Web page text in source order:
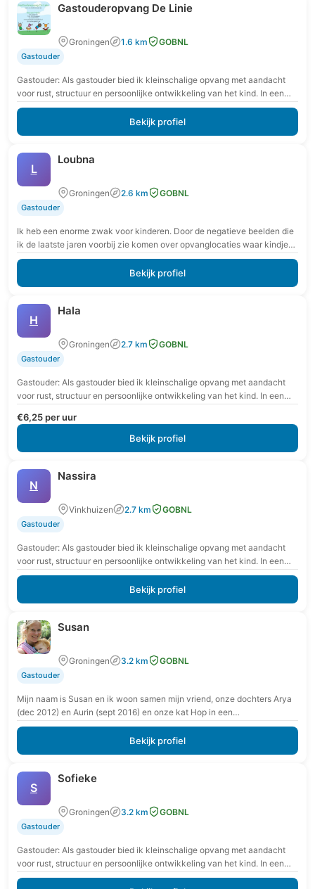
Gastouderopvang De Linie
Groningen 1.6 km GOBNL
Gastouder
Gastouder: Als gastouder bied ik kleinschalige opvang met aandacht
voor rust, structuur en persoonlijke ontwikkeling van het kind. In een
veilige en vertrouwde omgeving krijgt…
Bekijk profiel
L
Loubna
Groningen 2.6 km GOBNL
Gastouder
Ik heb een enorme zwak voor kinderen. Door de negatieve beelden die
ik de laatste jaren voorbij zie komen over opvanglocaties waar kindjes
fysiek en…
Bekijk profiel
H
Hala
Groningen 2.7 km GOBNL
Gastouder
Gastouder: Als gastouder bied ik kleinschalige opvang met aandacht
voor rust, structuur en persoonlijke ontwikkeling van het kind. In een
€6,25 per uur
Bekijk profiel
N
Nassira
Vinkhuizen 2.7 km GOBNL
Gastouder
Gastouder: Als gastouder bied ik kleinschalige opvang met aandacht
voor rust, structuur en persoonlijke ontwikkeling van het kind. In een
veilige en vertrouwde omgeving krijgt…
Bekijk profiel
Susan
Groningen 3.2 km GOBNL
Gastouder
Mijn naam is Susan en ik woon samen mijn vriend, onze dochters Arya
(dec 2012) en Aurin (sept 2016) en onze kat Hop in een…
Bekijk profiel
S
Sofieke
Groningen 3.2 km GOBNL
Gastouder
Gastouder: Als gastouder bied ik kleinschalige opvang met aandacht
voor rust, structuur en persoonlijke ontwikkeling van het kind. In een
veilige en vertrouwde omgeving krijgt…